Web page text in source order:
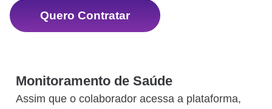
Quero Contratar
Monitoramento de Saúde
Assim que o colaborador acessa a plataforma,